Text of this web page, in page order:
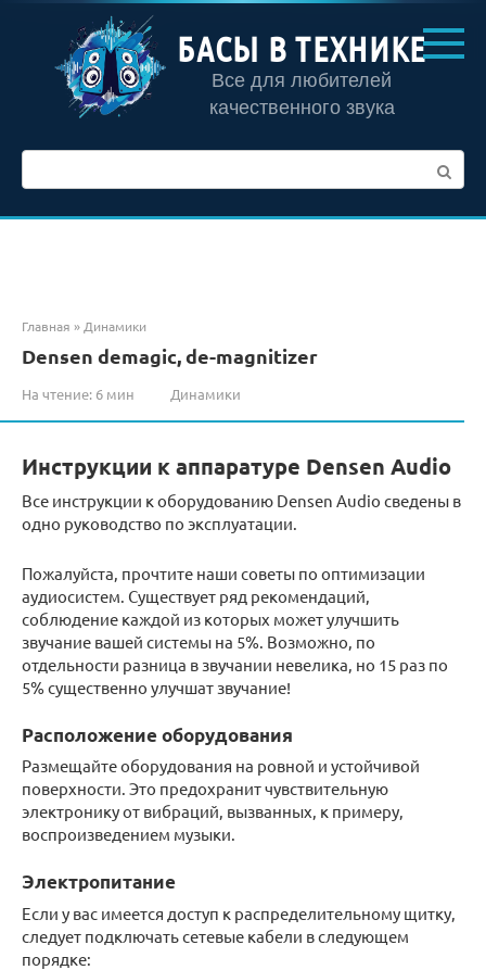
контенту
БАСЫ В ТЕХНИКЕ
Все для любителей
качественного звука
Главная »Динамики
Densen demagic, de-magnitizer
На чтение: 6 мин Динамики
Инструкции к аппаратуре Densen Audio
Все инструкции к оборудованию Densen Audio сведены в
одно руководство по эксплуатации.
Пожалуйста, прочтите наши советы по оптимизации
аудиосистем. Существует ряд рекомендаций,
соблюдение каждой из которых может улучшить
звучание вашей системы на 5%. Возможно, по
отдельности разница в звучании невелика, но 15 раз по
5% существенно улучшат звучание!
Расположение оборудования
Размещайте оборудования на ровной и устойчивой
поверхности. Это предохранит чувствительную
электронику от вибраций, вызванных, к примеру,
воспроизведением музыки.
Электропитание
Если у вас имеется доступ к распределительному щитку,
следует подключать сетевые кабели в следующем
порядке: